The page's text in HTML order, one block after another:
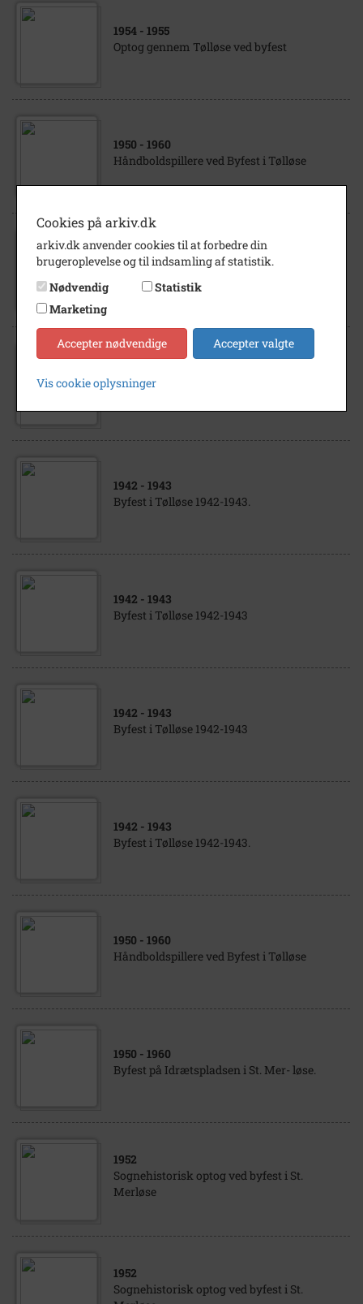
1954 - 1955
Optog gennem Tølløse ved byfest
1950 - 1960
Håndboldspillere ved Byfest i Tølløse
1950- 1960
Byfest i Tølløse. Barber Ejner Stefansen
1942 - 1943
Byfest i Tølløse 1942-1943.
1942 - 1943
Byfest i Tølløse 1942-1943
1942 - 1943
Byfest i Tølløse 1942-1943
1942 - 1943
Byfest i Tølløse 1942-1943.
1950 - 1960
Håndboldspillere ved Byfest i Tølløse
1950 - 1960
Byfest på Idrætspladsen i St. Mer- løse.
1952
Sognehistorisk optog ved byfest i St.
Merløse
1952
Sognehistorisk optog ved byfest i St.
Cookies på arkiv.dk
arkiv.dk anvender cookies til at forbedre din
brugeroplevelse og til indsamling af statistik.
Nødvendig
Statistik
Marketing
Accepter nødvendige Accepter valgte
Vis cookie oplysninger